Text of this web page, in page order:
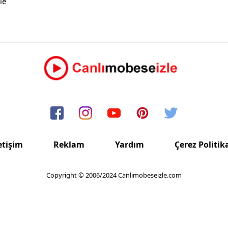
Reklam Yardım Çerez
Copyright © 2006/2024 Canlimobeseizle.com